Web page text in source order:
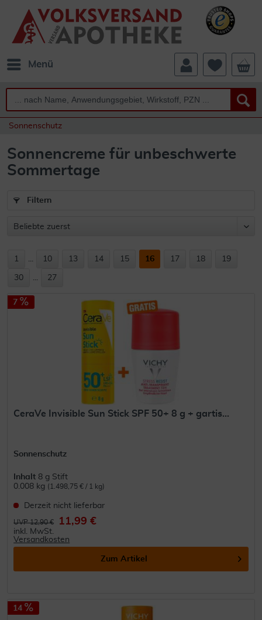
Menü
Sonnenschutz
Sonnencreme für unbeschwerte
Sommertage
Filtern
1 ... 10 13 14 15 16 17 18 19
30 ... 27
7
CeraVe Invisible Sun Stick SPF 50+ 8 g + gartis...
Sonnenschutz
Inhalt 8 g Stift
0.008 kg (1.498,75 € / 1 kg)
Derzeit nicht lieferbar
UVP 12,90 € 11,99 €
inkl. MwSt.
Versandkosten
Zum Artikel
14